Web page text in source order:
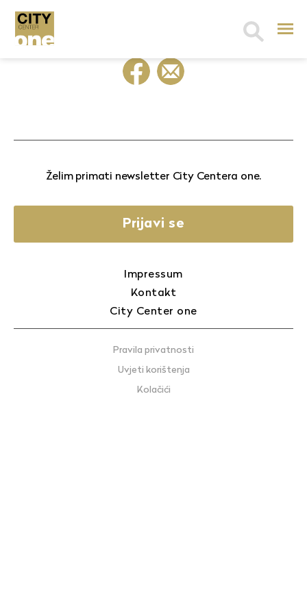
Search
Želim primati newsletter City Centera one.
Prijavi se
Impressum
Kontakt
City Center one
Pravila privatnosti
Uvjeti korištenja
Kolačići